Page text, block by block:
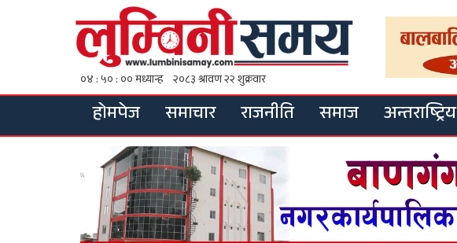
होमपेज समाचार राजनीति समाज अन्तराष्ट्रिय